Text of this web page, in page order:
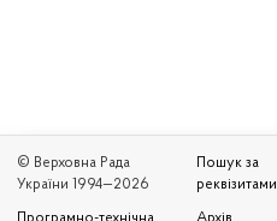
© Верховна Рада
України 1994—2026
Пошук за
реквізитами